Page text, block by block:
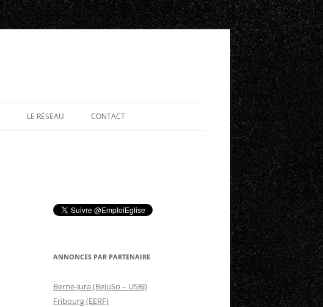
LE RÉSEAU CONTACT
ANNONCES PAR PARTENAIRE
Berne-Jura (BeJuSo – USBJ)
Fribourg (EERF)